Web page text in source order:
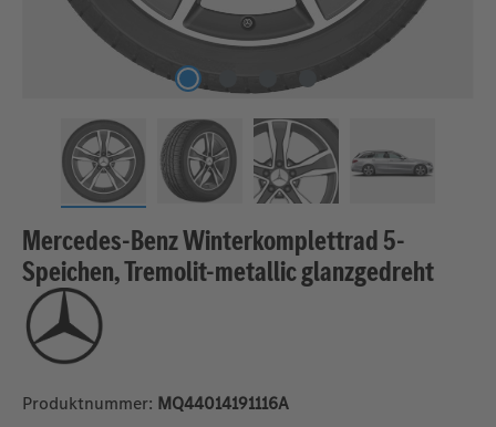
Mercedes-Benz Winterkomplettrad 5-
Speichen, Tremolit-metallic glanzgedreht
Produktnummer: MQ44014191116A